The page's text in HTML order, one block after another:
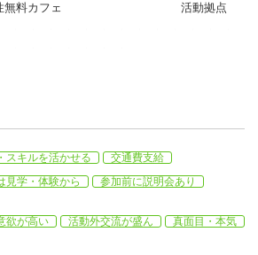
無料カフェ 活動拠点
スキルを活かせる
交通費支給
見学・体験から
参加前に説明会あり
欲が高い 活動外交流が盛ん 真面目・本気